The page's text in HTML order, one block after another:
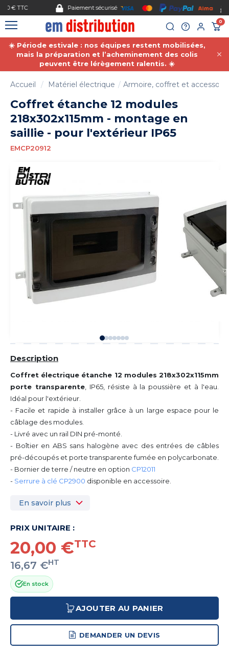
Paiement sécurisé
0
☀️ Période estivale : nos équipes restent mobilisées,
mais la préparation et l’acheminement des colis
peuvent être lérègement ralentis. ☀️
Accueil Matériel électrique Armoire, coffret et
Coffret étanche 12 modules
218x302x115mm - montage en
saillie - pour l'extérieur IP65
EMCP20912
Description
Coffret électrique étanche 12 modules 218x302x115mm
porte transparente, IP65, résiste à la poussière et à l'eau.
Idéal pour l'extérieur.
- Facile et rapide à installer grâce à un large espace pour le
câblage des modules.
- Livré avec un rail DIN pré-monté.
- Boîtier en ABS sans halogène avec des entrées de câbles
pré-découpés et porte transparente fumée en polycarbonate.
- Bornier de terre / neutre en option CP12011
- Serrure à clé CP2900 disponible en accessoire.
En savoir plus
PRIX UNITAIRE :
20,00 €TTC
16,67 €HT
En stock
AJOUTER AU PANIER
DEMANDER UN DEVIS
Gestion des cookies